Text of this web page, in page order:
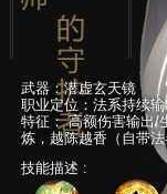
武器：潜虚玄天镜
职业定位：法系持续
特征：高额伤害输出/
炼，越陈越香（自带
技能描述 :
武器：雷神之锤
职业定位：强力物理
特征：高频爆发物理
技能描述 :
武器：星珠
职业定位：法术远程
特征：拥有场景改变
技能描述 :
武器：飞剑
职业定位：物理输出
特征：
拥有飞剑，能御剑飞
飞剑战斗，具有惊人
技能描述 :
武器：弓箭
职业定位：首个远程
特征：
独有跳跃移动能力，
技能描述 :
武器：剑、刀
职业定位：物理输出/
特征：
唯一可持有2类武器的
血量越低作战能力越强
技能描述 :
武器：法杖
职业定位：法术远程
特征：
攻守一体，可为自己
击杀世界BOSS的超
技能描述 :
武器：短杖
职业定位：控制流
特征：
身有羽翼可凌空翱翔
唯一可复活他人及幻
技能描述 :
武器：巫杖
职业定位：召唤师
特征：
可在亡灵和巫师自由
养成容易，亡灵结界
技能描述 :
武器：血爪
职业定位：强力物理
特征：
不可动摇的副本王者地
高爆发、高攻击、高连
技能描述 :
武器：长枪
职业定位：物理输出/
特征：
强大的持续作战能力
技能描述 :
武器：潜虚玄天镜
职业定位：法系持续
特征：高额伤害输出/
炼，越陈越香（自带
技能描述 :
武器：雷神之锤
职业定位：强力物理
特征：高频爆发物理
技能描述 :
武器：星珠
职业定位：法术远程
特征：拥有场景改变
技能描述 :
武器：飞剑
职业定位：物理输出
特征：
拥有飞剑，能御剑飞
飞剑战斗，具有惊人
技能描述 :
武器：弓箭
职业定位：首个远程
特征：
独有跳跃移动能力，
技能描述 :
武器：剑、刀
职业定位：物理输出/
特征：
唯一可持有2类武器的
血量越低作战能力越强
技能描述 :
武器：法杖
职业定位：法术远程
特征：
攻守一体，可为自己
击杀世界BOSS的超
技能描述 :
武器：短杖
职业定位：控制流
特征：
身有羽翼可凌空翱翔
唯一可复活他人及幻
技能描述 :
武器：巫杖
职业定位：召唤师
特征：
可在亡灵和巫师自由
养成容易，亡灵结界
技能描述 :
武器：血爪
职业定位：强力物理
特征：
不可动摇的副本王者地
高爆发、高攻击、高连
技能描述 :
武器：长枪
职业定位：物理输出/
特征：
强大的持续作战能力
技能描述 :
武器：潜虚玄天镜
职业定位：法系持续
特征：高额伤害输出/
炼，越陈越香（自带
技能描述 :
武器：雷神之锤
职业定位：强力物理
特征：高频爆发物理
技能描述 :
武器：星珠
职业定位：法术远程
特征：拥有场景改变
技能描述 :
武器：飞剑
职业定位：物理输出
特征：
拥有飞剑，能御剑飞
飞剑战斗，具有惊人
技能描述 :
武器：弓箭
职业定位：首个远程
特征：
独有跳跃移动能力，
技能描述 :
武器：剑、刀
职业定位：物理输出/
特征：
唯一可持有2类武器的
血量越低作战能力越强
技能描述 :
武器：法杖
职业定位：法术远程
特征：
攻守一体，可为自己
击杀世界BOSS的超
技能描述 :
武器：短杖
职业定位：控制流
特征：
身有羽翼可凌空翱翔
唯一可复活他人及幻
技能描述 :
武器：巫杖
职业定位：召唤师
特征：
可在亡灵和巫师自由
养成容易，亡灵结界
技能描述 :
武器：血爪
职业定位：强力物理
特征：
不可动摇的副本王者地
高爆发、高攻击、高连
技能描述 :
武器：长枪
职业定位：物理输出/
特征：
强大的持续作战能力
技能描述 :